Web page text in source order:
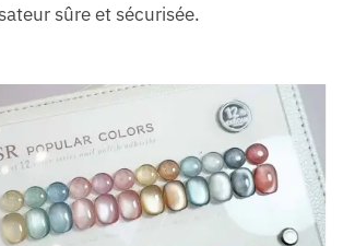
sûre et sécurisée.